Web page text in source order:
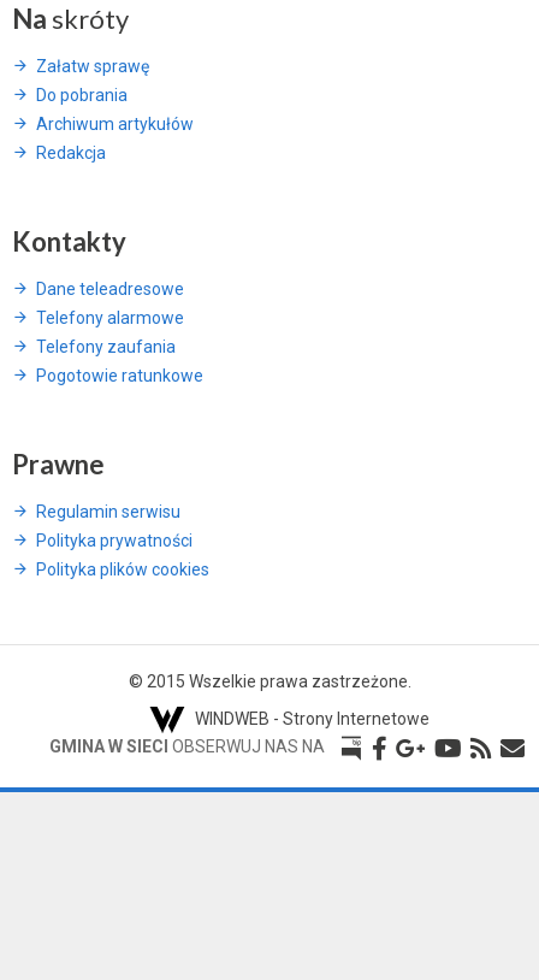
Na skróty
Załatw sprawę
Do pobrania
Archiwum artykułów
Redakcja
Kontakty
Dane teleadresowe
Telefony alarmowe
Telefony zaufania
Pogotowie ratunkowe
Prawne
Regulamin serwisu
Polityka prywatności
Polityka plików cookies
© 2015 Wszelkie prawa zastrzeżone.
WINDWEB - Strony Internetowe
GMINA W SIECI OBSERWUJ NAS NA